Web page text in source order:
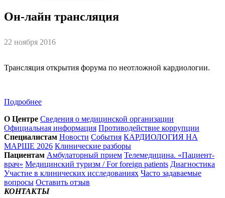
Он-лайн трансляция
22 ноября 2016
Трансляция открытия форума по неотложной кардиологии.
Подробнее
О Центре Сведения о медицинской организации
Официальная информация Противодействие коррупции
Специалистам Новости События КАРДИОЛОГИЯ НА
МАРШЕ 2026 Клинические разборы
Пациентам Амбулаторный прием Телемедицина. «Пациент-
врач» Медицинский туризм / For foreign patients Диагностика
Участие в клинических исследованиях Часто задаваемые
вопросы Оставить отзыв
КОНТАКТЫ